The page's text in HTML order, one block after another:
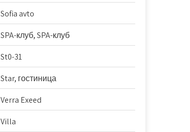
Sofia avto
SPA-клуб, SPA-клуб
St0-31
Star, гостиница
Verra Exeed
Villa